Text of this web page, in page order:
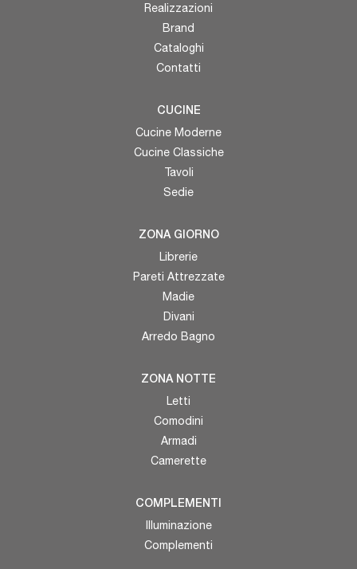
Realizzazioni
Brand
Cataloghi
Contatti
CUCINE
Cucine Moderne
Cucine Classiche
Tavoli
Sedie
ZONA GIORNO
Librerie
Pareti Attrezzate
Madie
Divani
Arredo Bagno
ZONA NOTTE
Letti
Comodini
Armadi
Camerette
COMPLEMENTI
Illuminazione
Complementi